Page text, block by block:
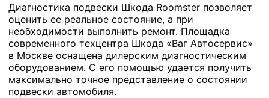
Диагностика подвески Шкода Roomster позволяет
оценить ее реальное состояние, а при
необходимости выполнить ремонт. Площадка
современного техцентра Шкода «Ваг Автосервис»
в Москве оснащена дилерским диагностическим
оборудованием. С его помощью удается получить
максимально точное представление о состоянии
подвески автомобиля.